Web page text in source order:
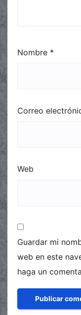
Nombre *
Correo
Web
Guardar mi
web en este
haga un